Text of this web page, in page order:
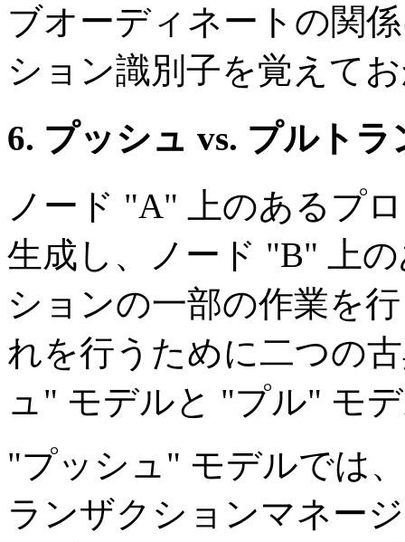
ブオーディネートの関
ション識別子を覚えて
6. プッシュ vs. プルト
ノード "A" 上のあるプ
生成し、ノード "B" 上
ションの一部の作業を
れを行うために二つの
ュ" モデルと "プル" モ
"プッシュ" モデルでは
ランザクションマネー